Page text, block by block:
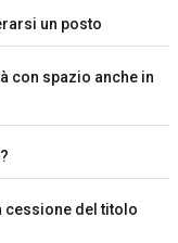
un posto
con spazio anche in
cessione del titolo